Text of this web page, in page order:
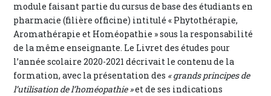
module faisant partie du cursus de base des étudiants en
pharmacie (filière officine) intitulé « Phytothérapie,
Aromathérapie et Homéopathie » sous la responsabilité
de la même enseignante. Le Livret des études pour
l’année scolaire 2020-2021 décrivait le contenu de la
formation, avec la présentation des « grands principes de
l’utilisation de l’homéopathie »et de ses indications